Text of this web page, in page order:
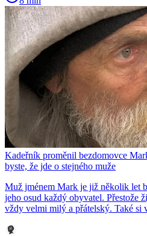
Kadeřník proměnil bezdomovce
byste, že jde o stejného muže
Muž jménem Mark je již několik let
jeho osud každý obyvatel. Přestože
vždy velmi milý a přátelský. Také si